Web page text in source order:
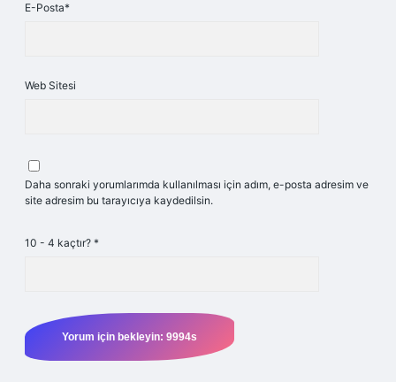
E-Posta*
Web Sitesi
Daha sonraki yorumlarımda kullanılması için adım, e-posta adresim ve
site adresim bu tarayıcıya kaydedilsin.
10 - 4 kaçtır? *